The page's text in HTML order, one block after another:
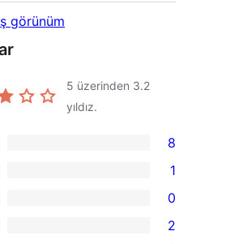
görünüm
5 üzerinden 3.2
yıldız.
8
1
0
2